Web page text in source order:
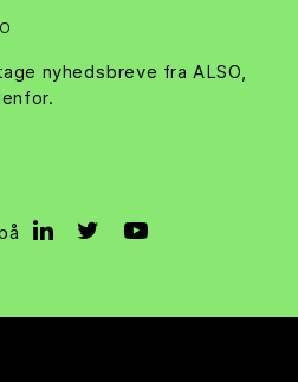
nyhedsbreve fra ALSO,